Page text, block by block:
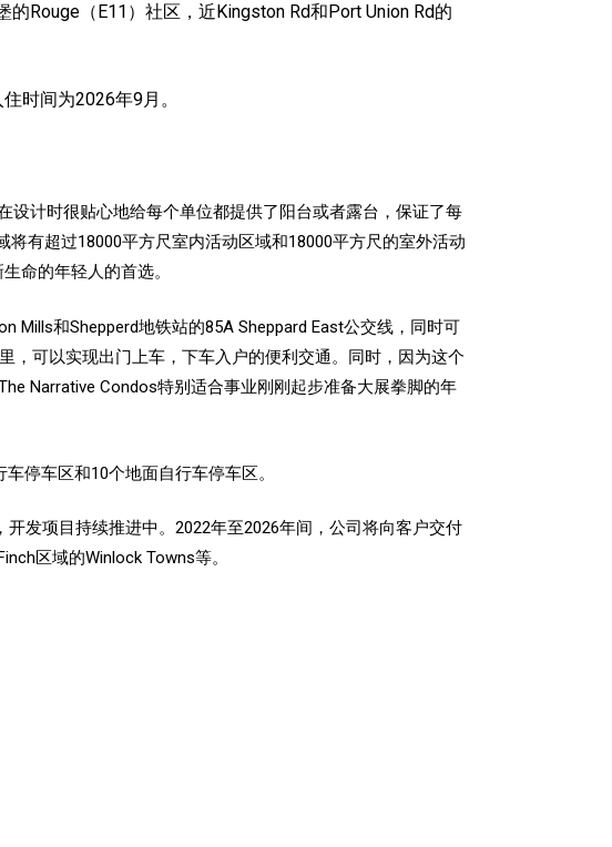
Rouge（E11）社区，近Kingston Rd和Port Union Rd的
时间为2026年9月。
计时很贴心地给每个单位都提供了阳台或者露台，保证了每
有超过18000平方尺室内活动区域和18000平方尺的室外活动
命的年轻人的首选。
Mills和Shepperd地铁站的85A Sheppard East公交线，同时可
，可以实现出门上车，下车入户的便利交通。同时，因为这个
Narrative Condos特别适合事业刚刚起步准备大展拳脚的年
停车区和10个地面自行车停车区。
发项目持续推进中。2022年至2026年间，公司将向客户交付
区域的Winlock Towns等。